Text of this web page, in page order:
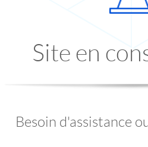
Site en
Besoin d'assistance